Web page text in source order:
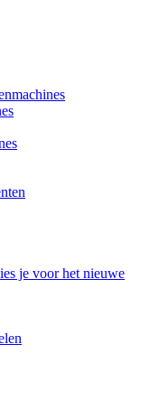
je voor het nieuwe